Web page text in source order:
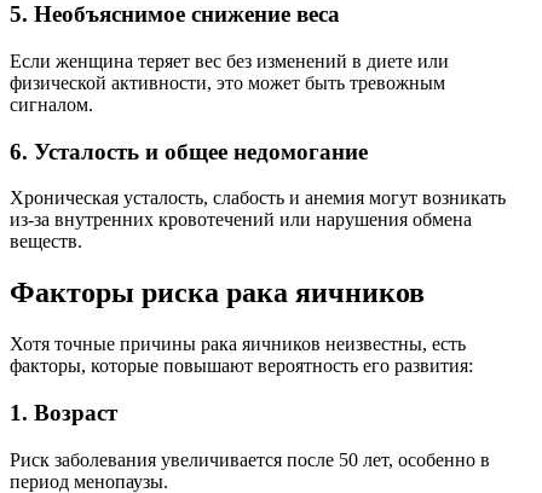
5. Необъяснимое снижение веса
Если женщина теряет вес без изменений в диете или
физической активности, это может быть тревожным
сигналом.
6. Усталость и общее недомогание
Хроническая усталость, слабость и анемия могут возникать
из-за внутренних кровотечений или нарушения обмена
веществ.
Факторы риска рака яичников
Хотя точные причины рака яичников неизвестны, есть
факторы, которые повышают вероятность его развития:
1. Возраст
Риск заболевания увеличивается после 50 лет, особенно в
период менопаузы.